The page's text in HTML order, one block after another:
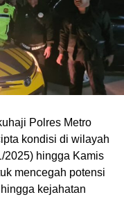
Polres Metro
kondisi di wilayah
2025) hingga Kamis
mencegah potensi
kejahatan